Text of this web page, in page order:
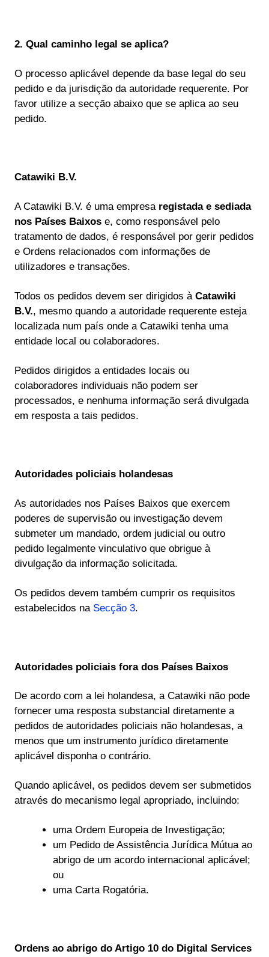
2. Qual caminho legal se aplica?
O processo aplicável depende da base legal do seu
pedido e da jurisdição da autoridade requerente. Por
favor utilize a secção abaixo que se aplica ao seu
pedido.
Catawiki B.V.
A Catawiki B.V. é uma empresa registada e sediada
nos Países Baixos e, como responsável pelo
tratamento de dados, é responsável por gerir pedidos
e Ordens relacionados com informações de
utilizadores e transações.
Todos os pedidos devem ser dirigidos à Catawiki
B.V., mesmo quando a autoridade requerente esteja
localizada num país onde a Catawiki tenha uma
entidade local ou colaboradores.
Pedidos dirigidos a entidades locais ou
colaboradores individuais não podem ser
processados, e nenhuma informação será divulgada
em resposta a tais pedidos.
Autoridades policiais holandesas
As autoridades nos Países Baixos que exercem
poderes de supervisão ou investigação devem
submeter um mandado, ordem judicial ou outro
pedido legalmente vinculativo que obrigue à
divulgação da informação solicitada.
Os pedidos devem também cumprir os requisitos
estabelecidos na Secção 3.
Autoridades policiais fora dos Países Baixos
De acordo com a lei holandesa, a Catawiki não pode
fornecer uma resposta substancial diretamente a
pedidos de autoridades policiais não holandesas, a
menos que um instrumento jurídico diretamente
aplicável disponha o contrário.
Quando aplicável, os pedidos devem ser submetidos
através do mecanismo legal apropriado, incluindo:
uma Ordem Europeia de Investigação;
um Pedido de Assistência Jurídica Mútua ao
abrigo de um acordo internacional aplicável;
ou
uma Carta Rogatória.
Ordens ao abrigo do Artigo 10 do Digital Services